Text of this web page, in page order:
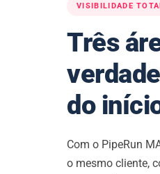
VISIBILIDADE
Três
do
Com o PipeRun
o mesmo cliente,